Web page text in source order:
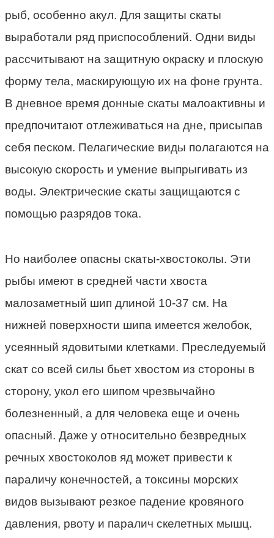
рыб, особенно акул. Для защиты скаты
выработали ряд приспособлений. Одни виды
рассчитывают на защитную окраску и плоскую
форму тела, маскирующую их на фоне грунта.
В дневное время донные скаты малоактивны и
предпочитают отлеживаться на дне, присыпав
себя песком. Пелагические виды полагаются на
высокую скорость и умение выпрыгивать из
воды. Электрические скаты защищаются с
помощью разрядов тока.
Но наиболее опасны скаты-хвостоколы. Эти
рыбы имеют в средней части хвоста
малозаметный шип длиной 10-37 см. На
нижней поверхности шипа имеется желобок,
усеянный ядовитыми клетками. Преследуемый
скат со всей силы бьет хвостом из стороны в
сторону, укол его шипом чрезвычайно
болезненный, а для человека еще и очень
опасный. Даже у относительно безвредных
речных хвостоколов яд может привести к
параличу конечностей, а токсины морских
видов вызывают резкое падение кровяного
давления, рвоту и паралич скелетных мышц.